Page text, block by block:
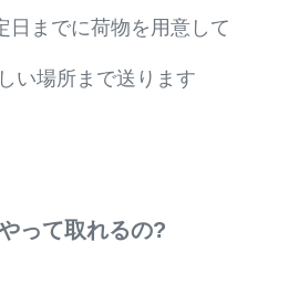
日までに荷物を用意して
い場所まで送ります
って取れるの?